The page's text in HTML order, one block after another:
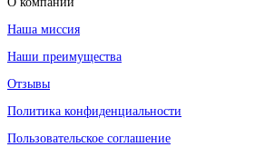
Наша миссия
Наши преимущества
Отзывы
Политика конфиденциальности
Пользовательское соглашение